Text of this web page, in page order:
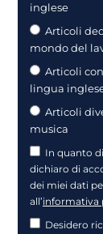
inglese
Articoli
mondo del
Articoli
lingua
Articoli
musica
In quanto
dichiaro di
dei miei dati
all’informativa
Desidero